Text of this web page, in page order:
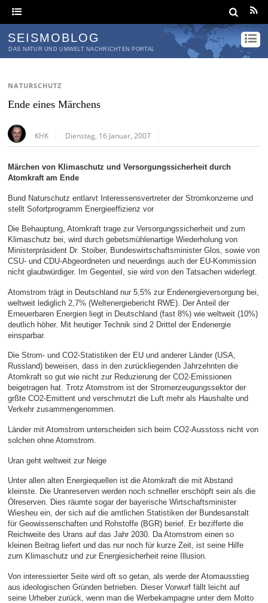
SEISMOBLOG
DAS NATUR UND UMWELT NACHRICHTEN PORTAL
NATURSCHUTZ
Ende eines Märchens
KHK Dienstag, 16 Januar, 2007
Märchen von Klimaschutz und Versorgungssicherheit durch
Atomkraft am Ende
Bund Naturschutz entlarvt Interessensvertreter der Stromkonzerne und
stellt Sofortprogramm Energieeffizienz vor
Die Behauptung, Atomkraft trage zur Versorgungssicherheit und zum
Klimaschutz bei, wird durch gebetsmühlenartige Wiederholung von
Ministerpräsident Dr. Stoiber, Bundeswirtschaftsminister Glos, sowie von
CSU- und CDU-Abgeordneten und neuerdings auch der EU-Kommission
nicht glaubwürdiger. Im Gegenteil, sie wird von den Tatsachen widerlegt.
Atomstrom trägt in Deutschland nur 5,5% zur Endenergieversorgung bei,
weltweit lediglich 2,7% (Weltenergiebericht RWE). Der Anteil der
Erneuerbaren Energien liegt in Deutschland (fast 8%) wie weltweit (10%)
deutlich höher. Mit heutiger Technik sind 2 Drittel der Endenergie
einsparbar.
Die Strom- und CO2-Statistiken der EU und anderer Länder (USA,
Russland) beweisen, dass in den zurückliegenden Jahrzehnten die
Atomkraft so gut wie nicht zur Reduzierung der CO2-Emissionen
beigetragen hat. Trotz Atomstrom ist der Stromerzeugungssektor der
grßte CO2-Emittent und verschmutzt die Luft mehr als Haushalte und
Verkehr zusammengenommen.
Länder mit Atomstrom unterscheiden sich beim CO2-Ausstoss nicht von
solchen ohne Atomstrom.
Uran geht weltweit zur Neige
Unter allen alten Energiequellen ist die Atomkraft die mit Abstand
kleinste. Die Uranreserven werden noch schneller erschöpft sein als die
Ölreserven. Dies räumte sogar der bayerische Wirtschaftsminister
Wiesheu ein, der sich auf die amtlichen Statistiken der Bundesanstalt
für Geowissenschaften und Rohstoffe (BGR) berief. Er bezifferte die
Reichweite des Urans auf das Jahr 2030. Da Atomstrom einen so
kleinen Beitrag liefert und das nur noch für kurze Zeit, ist seine Hilfe
zum Klimaschutz und zur Energiesicherheit reine Illusion.
Von interessierter Seite wird oft so getan, als werde der Atomausstieg
aus ideologischen Gründen betrieben. Dieser Vorwurf fällt leicht auf
seine Urheber zurück, wenn man die Werbekampagne unter dem Motto